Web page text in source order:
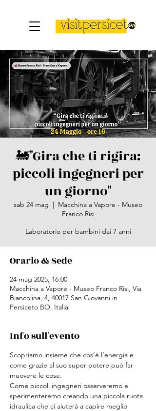
🚂"Gira che ti rigira:
piccoli ingegneri per
un giorno"
sab 24 mag
  |
Macchina a Vapore - Museo
Franco Risi
Laboratorio per bambini dai 7 anni
Orario & Sede
24 mag 2025, 16:00
Macchina a Vapore - Museo Franco Risi, Via
Biancolina, 4, 40017 San Giovanni in
Persiceto BO, Italia
Info sull'evento
Scopriamo insieme che cos’è l’energia e
come grazie al suo super potere può far
muovere le cose.
Come piccoli ingegneri osserveremo e
sperimenteremo creando una piccola ruota
idraulica che ci aiuterà a capire meglio